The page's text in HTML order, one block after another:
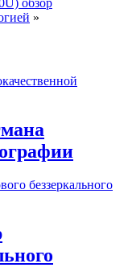
обзор
»